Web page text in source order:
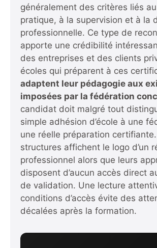
généralement des critères liés
pratique, à la supervision et à la
professionnelle. Ce type de
apporte une crédibilité
des entreprises et des clients
écoles qui préparent à ces
adaptent leur pédagogie aux
imposées par la fédération
candidat doit malgré tout
simple adhésion d’école à une
une réelle préparation
structures affichent le logo d’un
professionnel alors que leurs
disposent d’aucun accès direct
de validation. Une lecture
conditions d’accès évite des
décalées après la formation.